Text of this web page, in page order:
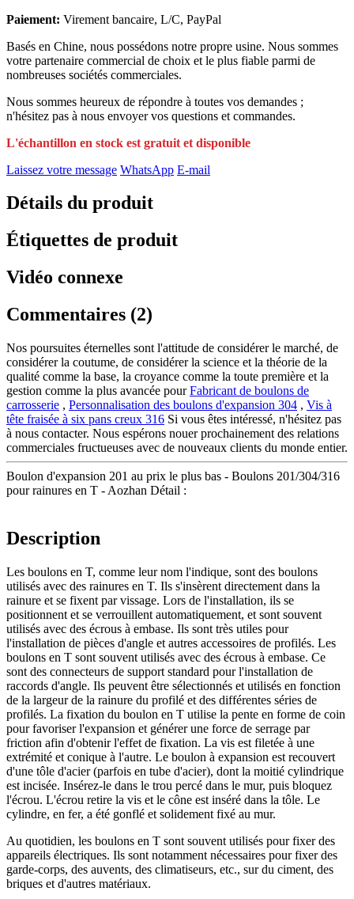
Paiement: Virement bancaire, L/C, PayPal
Basés en Chine, nous possédons notre propre usine. Nous sommes
votre partenaire commercial de choix et le plus fiable parmi de
nombreuses sociétés commerciales.
Nous sommes heureux de répondre à toutes vos demandes ;
n'hésitez pas à nous envoyer vos questions et commandes.
L'échantillon en stock est gratuit et disponible
Laissez votre message WhatsApp E-mail
Détails du produit
Étiquettes de produit
Vidéo connexe
Commentaires (2)
Nos poursuites éternelles sont l'attitude de considérer le marché, de
considérer la coutume, de considérer la science et la théorie de la
qualité comme la base, la croyance comme la toute première et la
gestion comme la plus avancée pourFabricant de boulons de
carrosserie , Personnalisation des boulons d'expansion 304 , Vis à
tête fraisée à six pans creux 316 Si vous êtes intéressé, n'hésitez pas
à nous contacter. Nous espérons nouer prochainement des relations
commerciales fructueuses avec de nouveaux clients du monde entier.
Boulon d'expansion 201 au prix le plus bas - Boulons 201/304/316
pour rainures en T - Aozhan Détail :
Description
Les boulons en T, comme leur nom l'indique, sont des boulons
utilisés avec des rainures en T. Ils s'insèrent directement dans la
rainure et se fixent par vissage. Lors de l'installation, ils se
positionnent et se verrouillent automatiquement, et sont souvent
utilisés avec des écrous à embase. Ils sont très utiles pour
l'installation de pièces d'angle et autres accessoires de profilés. Les
boulons en T sont souvent utilisés avec des écrous à embase. Ce
sont des connecteurs de support standard pour l'installation de
raccords d'angle. Ils peuvent être sélectionnés et utilisés en fonction
de la largeur de la rainure du profilé et des différentes séries de
profilés. La fixation du boulon en T utilise la pente en forme de coin
pour favoriser l'expansion et générer une force de serrage par
friction afin d'obtenir l'effet de fixation. La vis est filetée à une
extrémité et conique à l'autre. Le boulon à expansion est recouvert
d'une tôle d'acier (parfois en tube d'acier), dont la moitié cylindrique
est incisée. Insérez-le dans le trou percé dans le mur, puis bloquez
l'écrou. L'écrou retire la vis et le cône est inséré dans la tôle. Le
cylindre, en fer, a été gonflé et solidement fixé au mur.
Au quotidien, les boulons en T sont souvent utilisés pour fixer des
appareils électriques. Ils sont notamment nécessaires pour fixer des
garde-corps, des auvents, des climatiseurs, etc., sur du ciment, des
briques et d'autres matériaux.